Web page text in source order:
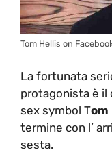
Tom Hellis on
La fortunata
protagonista è il
sex symbol Tom
termine con l’
sesta.